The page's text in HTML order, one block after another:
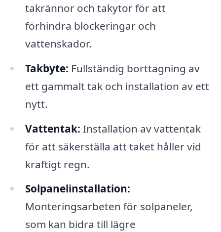
takrännor och takytor för att
förhindra blockeringar och
vattenskador.
Takbyte: Fullständig borttagning av
ett gammalt tak och installation av ett
nytt.
Vattentak: Installation av vattentak
för att säkerställa att taket håller vid
kraftigt regn.
Solpanelinstallation:
Monteringsarbeten för solpaneler,
som kan bidra till lägre